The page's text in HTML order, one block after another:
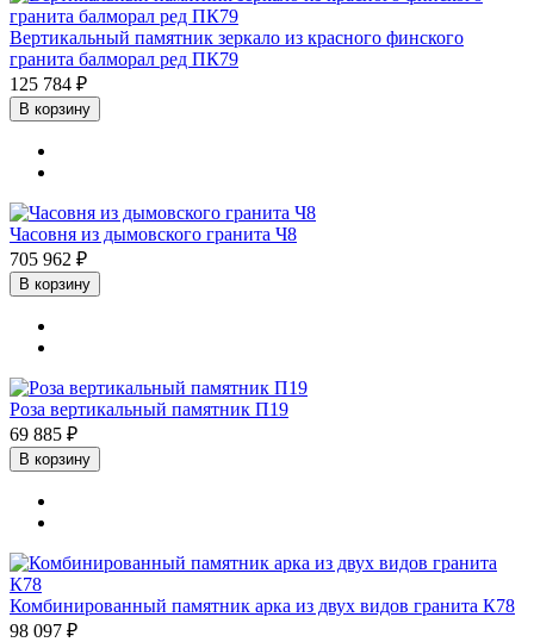
Вертикальный памятник зеркало из красного финского
гранита балморал ред ПК79
125 784 ₽
В корзину
Часовня из дымовского гранита Ч8
705 962 ₽
В корзину
Роза вертикальный памятник П19
69 885 ₽
В корзину
Комбинированный памятник арка из двух видов гранита К78
98 097 ₽